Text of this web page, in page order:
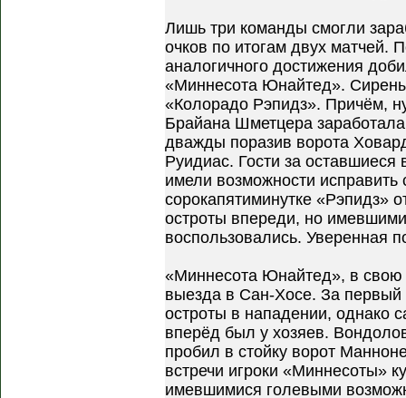
Лишь три команды смогли
очков по итогам двух матчей.
аналогичного достижения
«Миннесота Юнайтед».
«Колорадо Рэпидз». Причём,
Брайана Шметцера
дважды поразив ворота
Руидиас. Гости за
имели возможности
сорокапятиминутке «Рэпидз»
остроты впереди, но
воспользовались. Уверенная
«Миннесота Юнайтед», в свою
выезда в Сан-Хосе. За первый
остроты в нападении, однако
вперёд был у хозяев.
пробил в стойку ворот
встречи игроки «Миннесоты»
имевшимися голевыми